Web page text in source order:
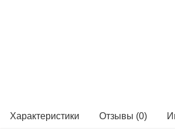
Характеристики Отзывы (0)